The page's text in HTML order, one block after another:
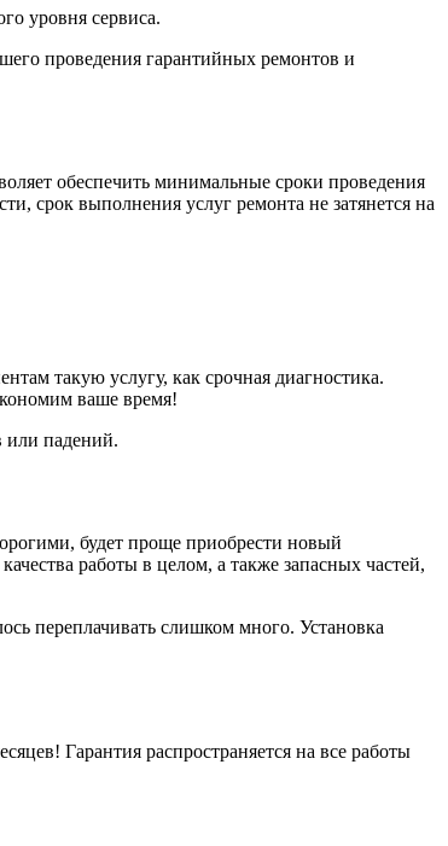
уровня сервиса.
проведения гарантийных ремонтов и
обеспечить минимальные сроки проведения
срок выполнения услуг ремонта не затянется на
такую услугу, как срочная диагностика.
ваше время!
или падений.
будет проще приобрести новый
работы в целом, а также запасных частей,
переплачивать слишком много. Установка
Гарантия распространяется на все работы